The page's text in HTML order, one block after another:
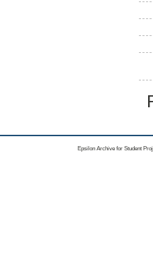
Epsilon Archive for Student